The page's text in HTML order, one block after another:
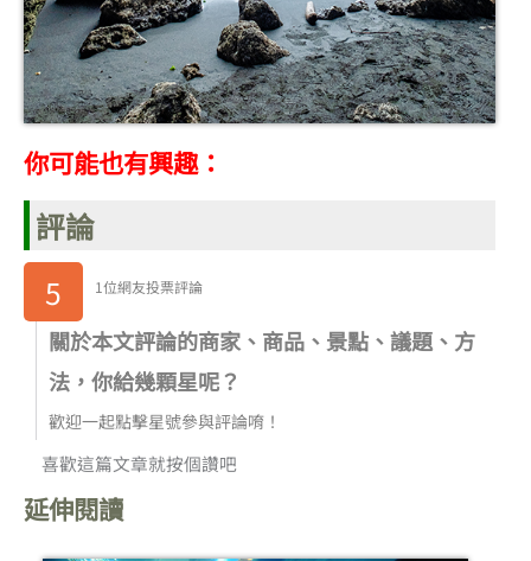
你可能也有興趣：
評論
5
1位網友投票評論
關於本文評論的商家、商品、景點、議題、方
法，你給幾顆星呢？
歡迎一起點擊星號參與評論唷！
喜歡這篇文章就按個讚吧
延伸閱讀